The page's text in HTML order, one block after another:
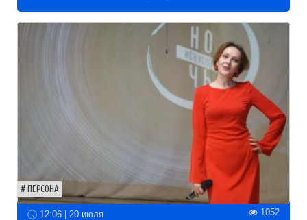
ПЕРСОНА
12:06 | 20 июля 1052